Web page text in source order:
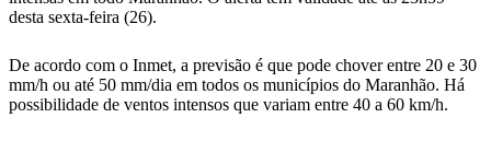
desta sexta-feira (26).
De acordo com o Inmet, a previsão é que pode chover entre 20 e 30
mm/h ou até 50 mm/dia em todos os municípios do Maranhão. Há
possibilidade de ventos intensos que variam entre 40 a 60 km/h.